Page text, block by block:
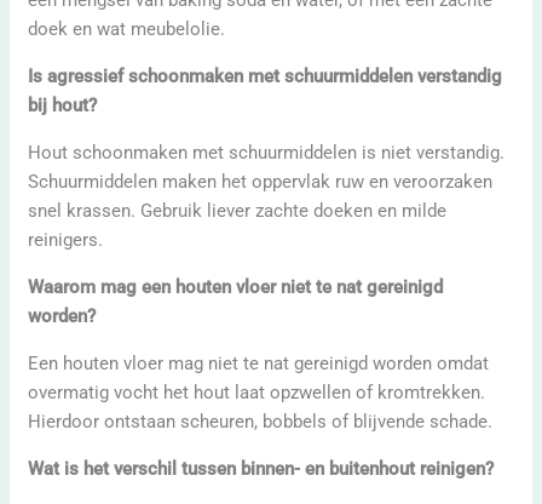
doek en wat meubelolie.
Is agressief schoonmaken met schuurmiddelen verstandig
bij hout?
Hout schoonmaken met schuurmiddelen is niet verstandig.
Schuurmiddelen maken het oppervlak ruw en veroorzaken
snel krassen. Gebruik liever zachte doeken en milde
reinigers.
Waarom mag een houten vloer niet te nat gereinigd
worden?
Een houten vloer mag niet te nat gereinigd worden omdat
overmatig vocht het hout laat opzwellen of kromtrekken.
Hierdoor ontstaan scheuren, bobbels of blijvende schade.
Wat is het verschil tussen binnen- en buitenhout reinigen?